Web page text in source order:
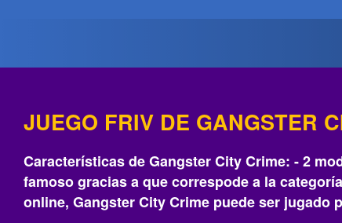
JUEGO FRIV DE GANGSTER
Características de Gangster City Crime: - 2
famoso gracias a que correspode a la
online, Gangster City Crime puede ser jugado